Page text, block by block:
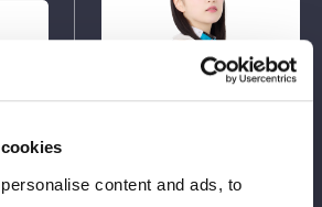
content and ads, to
さくらあや